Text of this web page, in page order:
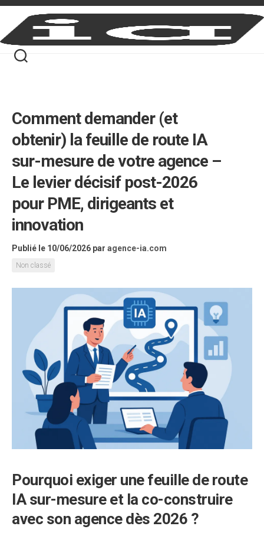
Skip
content
Comment demander (et
obtenir) la feuille de route IA
sur-mesure de votre agence –
Le levier décisif post-2026
pour PME, dirigeants et
innovation
Publié le 10/06/2026 par agence-ia.com
Non classé
Pourquoi exiger une feuille de route
IA sur-mesure et la co-construire
avec son agence dès 2026 ?